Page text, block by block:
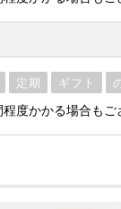
定期 ギフト
度かかる場合もご